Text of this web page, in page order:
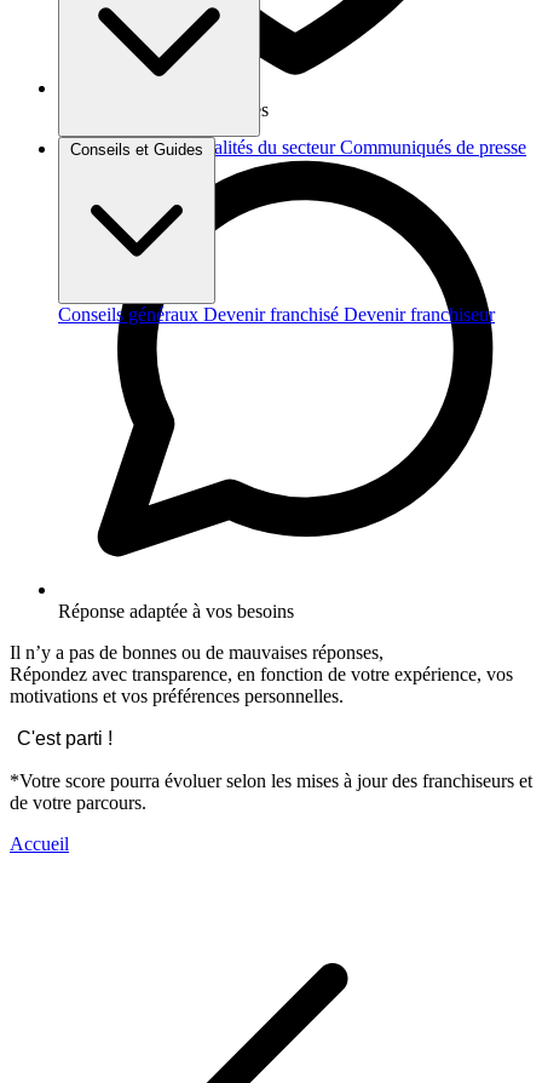
Brèves et actus Actualités du secteur Communiqués de presse
Conseils et Guides
Conseils généraux Devenir franchisé Devenir franchiseur
Vos données sont protégées
Réponse adaptée à vos besoins
Il n’y a pas de bonnes ou de mauvaises réponses,
Répondez avec transparence, en fonction de votre expérience, vos
motivations et vos préférences personnelles.
C'est parti !
*Votre score pourra évoluer selon les mises à jour des franchiseurs et
de votre parcours.
Accueil